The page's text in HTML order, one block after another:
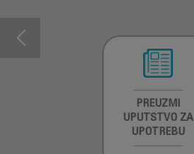
PREUZMI
UPUTSTVO ZA
UPOTREBU